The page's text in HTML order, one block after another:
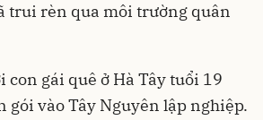
trui rèn qua môi trường quân
con gái quê ở Hà Tây tuổi 19
gói vào Tây Nguyên lập nghiệp.